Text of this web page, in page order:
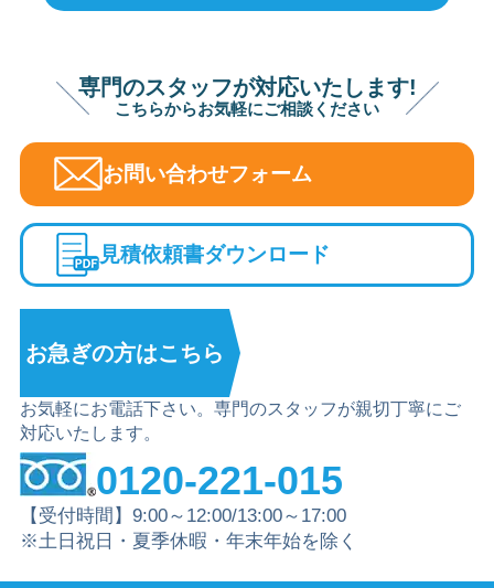
専門のスタッフが対応いたします!
こちらからお気軽にご相談ください
お問い合わせフォーム
見積依頼書ダウンロード
お急ぎの方はこちら
お気軽にお電話下さい。専門のスタッフが親切丁寧にご
対応いたします。
0120-221-015
【受付時間】9:00～12:00/13:00～17:00
※土日祝日・夏季休暇・年末年始を除く